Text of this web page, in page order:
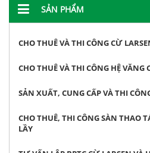
SẢN PHẨM
CHO THUÊ VÀ THI CÔNG CỪ
CHO THUÊ VÀ THI CÔNG HỆ VĂNG
SẢN XUẤT, CUNG CẤP VÀ THI
CHO THUÊ, THI CÔNG SÀN THAO
LẦY